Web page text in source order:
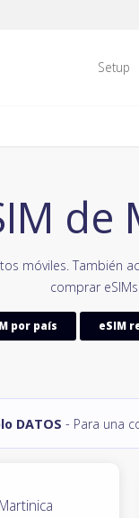
Setup
de
móviles. También
comprar
por país eSIM
DATOS - Para una